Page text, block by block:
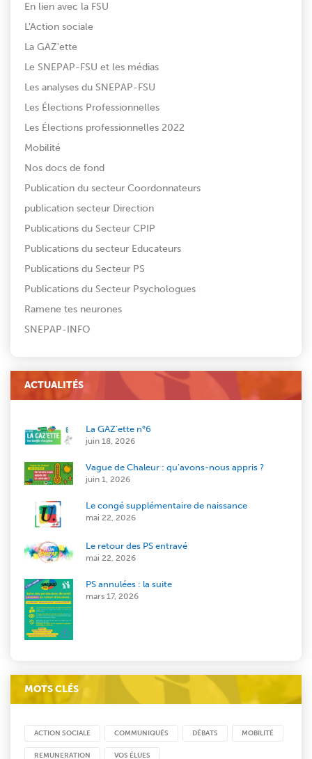
En lien avec la FSU
L'Action sociale
La GAZ'ette
Le SNEPAP-FSU et les médias
Les analyses du SNEPAP-FSU
Les Élections Professionnelles
Les Élections professionnelles 2022
Mobilité
Nos docs de fond
Publication du secteur Coordonnateurs
publication secteur Direction
Publications du Secteur CPIP
Publications du secteur Educateurs
Publications du Secteur PS
Publications du Secteur Psychologues
Ramene tes neurones
SNEPAP-INFO
ACTUALITÉS
La GAZ’ette n°6
juin 18, 2026
Vague de Chaleur : qu’avons-nous appris ?
juin 1, 2026
Le congé supplémentaire de naissance
mai 22, 2026
Le retour des PS entravé
mai 22, 2026
PS annulées : la suite
mars 17, 2026
MOTS CLÉS
ACTION SOCIALE COMMUNIQUÉS DÉBATS MOBILITÉ
REMUNERATION VOS ÉLUES